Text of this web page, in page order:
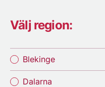
Välj region:
Blekinge
Dalarna